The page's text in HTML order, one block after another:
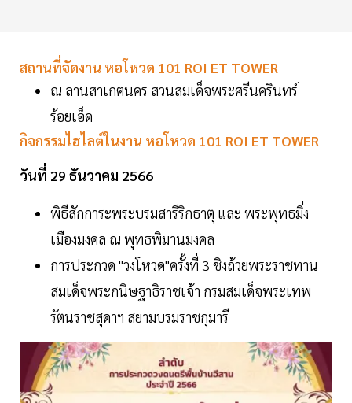
สถานที่จัดงาน หอโหวด 101 ROI ET TOWER
ณ ลานสาเกตนคร สวนสมเด็จพระศรีนครินทร์
ร้อยเอ็ด
กิจกรรมไฮไลต์ในงาน หอโหวด 101 ROI ET TOWER
วันที่ 29 ธันวาคม 2566
พิธีสักการะพระบรมสารีริกธาตุ และ พระพุทธมิ่ง
เมืองมงคล ณ พุทธพิมานมงคล
การประกวด "วงโหวด"ครั้งที่ 3 ชิงถ้วยพระราชทาน
สมเด็จพระกนิษฐาธิราชเจ้า กรมสมเด็จพระเทพ
รัตนราชสุดาฯ สยามบรมราชกุมารี